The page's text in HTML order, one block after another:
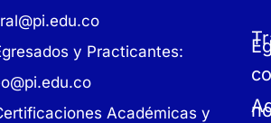
y Practicantes:
Académicas y